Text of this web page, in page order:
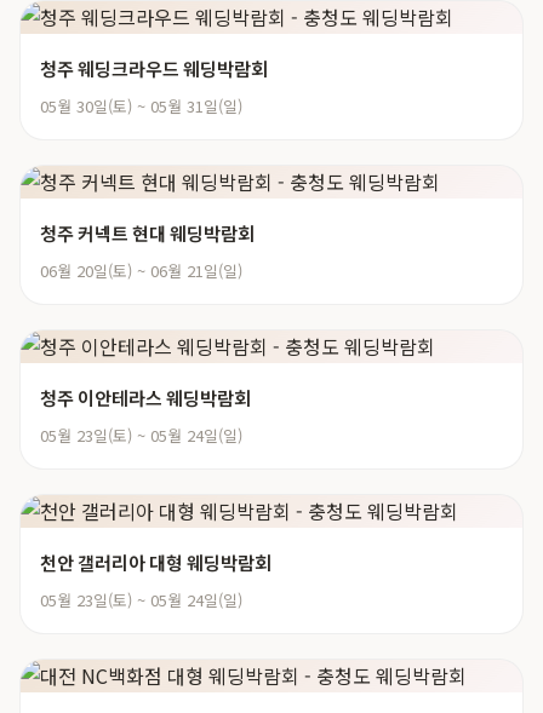
청주 웨딩크라우드 웨딩박람회
05월 30일(토) ~ 05월 31일(일)
청주 커넥트 현대 웨딩박람회
06월 20일(토) ~ 06월 21일(일)
청주 이안테라스 웨딩박람회
05월 23일(토) ~ 05월 24일(일)
천안 갤러리아 대형 웨딩박람회
05월 23일(토) ~ 05월 24일(일)